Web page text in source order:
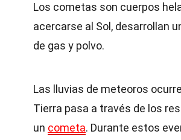
Los cometas son cuerpos
acercarse al Sol, desarrollan
de gas y polvo.
Las lluvias de meteoros
Tierra pasa a través de los
un cometa. Durante estos